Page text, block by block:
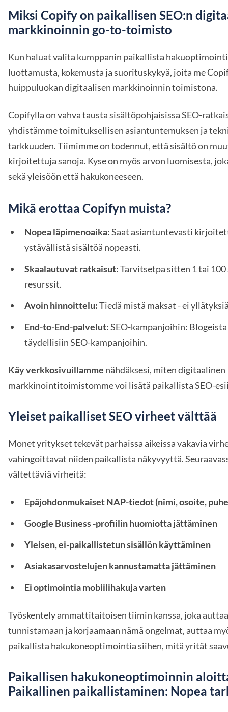
Miksi Copify on paikallisen SEO:n
markkinoinnin go-to-toimisto
Kun haluat valita kumppanin paikallista
luottamusta, kokemusta ja suorituskykyä, joita me
huippuluokan digitaalisen markkinoinnin toimistona.
Copifylla on vahva tausta sisältöpohjaisissa SEO-
yhdistämme toimituksellisen asiantuntemuksen ja
tarkkuuden. Tiimimme on todennut, että sisältö on
kirjoitettuja sanoja. Kyse on myös arvon luomisesta,
sekä yleisöön että hakukoneeseen.
Mikä erottaa Copifyn muista?
Nopea läpimenoaika:Saat asiantuntevasti
ystävällistä sisältöä nopeasti.
Skaalautuvat ratkaisut:Tarvitsetpa sitten 1 tai 100
resurssit.
Avoin hinnoittelu:Tiedä mistä maksat - ei
End-to-End-palvelut:SEO-kampanjoihin:
täydellisiin SEO-kampanjoihin.
Käy verkkosivuillamme nähdäksesi, miten digitaalinen
markkinointitoimistomme voi lisätä paikallista SEO-
Yleiset paikalliset SEO virheet välttää
Monet yritykset tekevät parhaissa aikeissa vakavia
vahingoittavat niiden paikallista näkyvyyttä.
vältettäviä virheitä:
Epäjohdonmukaiset NAP-tiedot (nimi, osoite,
Google Business -profiilin huomiotta jättäminen
Yleisen, ei-paikallistetun sisällön käyttäminen
Asiakasarvostelujen kannustamatta jättäminen
Ei optimointia mobiilihakuja varten
Työskentely ammattitaitoisen tiimin kanssa, joka
tunnistamaan ja korjaamaan nämä ongelmat, auttaa
paikallista hakukoneoptimointia siihen, mitä yrität
Paikallisen hakukoneoptimoinnin
Paikallinen paikallistaminen: Nopea